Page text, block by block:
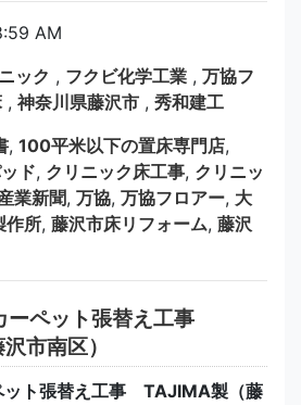
AM
ック , フクビ化学工業 , 万協フ
, 神奈川県藤沢市 , 秀和建工
, 100平米以下の置床専門店,
ド, クリニック床工事, クリニッ
業新聞, 万協, 万協フロアー, 大
作所, 藤沢市床リフォーム, 藤沢
ペット張替え工事
市南区）
ト張替え工事 TAJIMA製（藤